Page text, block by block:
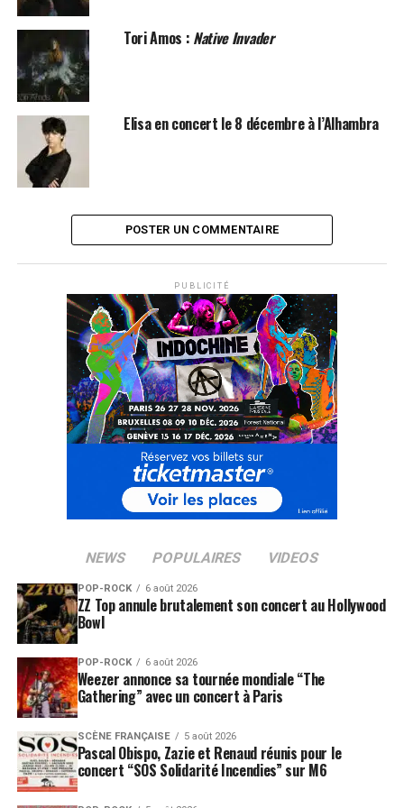
ALANIS MORISSETTE TORI AMOS
Tori Amos : Native Invader
Elisa en concert le 8 décembre à l’Alhambra
POSTER UN COMMENTAIRE
PUBLICITÉ
NEWS POPULAIRES VIDEOS
POP-ROCK 6 août 2026
ZZ Top annule brutalement son concert au Hollywood
Bowl
POP-ROCK 6 août 2026
Weezer annonce sa tournée mondiale “The
Gathering” avec un concert à Paris
SCÈNE FRANÇAISE 5 août 2026
Pascal Obispo, Zazie et Renaud réunis pour le
concert “SOS Solidarité Incendies” sur M6